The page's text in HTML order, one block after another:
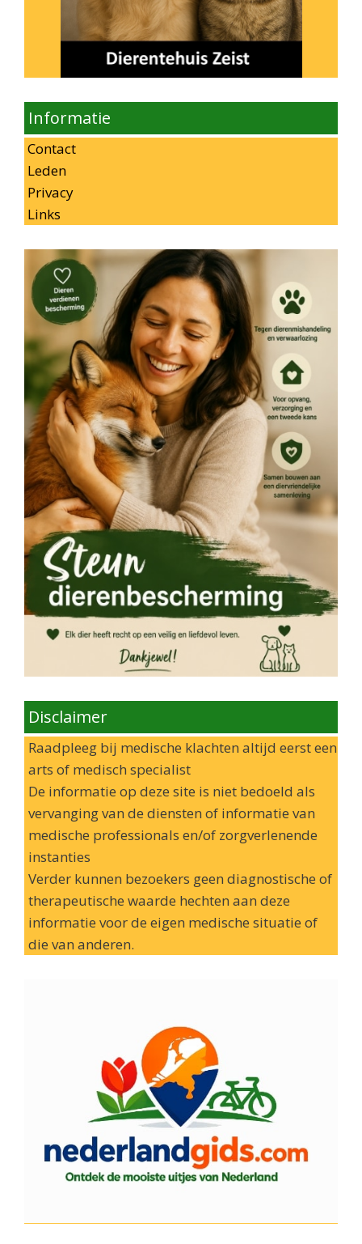
Informatie
Contact
Leden
Privacy
Links
Disclaimer
Raadpleeg bij medische klachten altijd eerst een
arts of medisch specialist
De informatie op deze site is niet bedoeld als
vervanging van de diensten of informatie van
medische professionals en/of zorgverlenende
instanties
Verder kunnen bezoekers geen diagnostische of
therapeutische waarde hechten aan deze
informatie voor de eigen medische situatie of
die van anderen.